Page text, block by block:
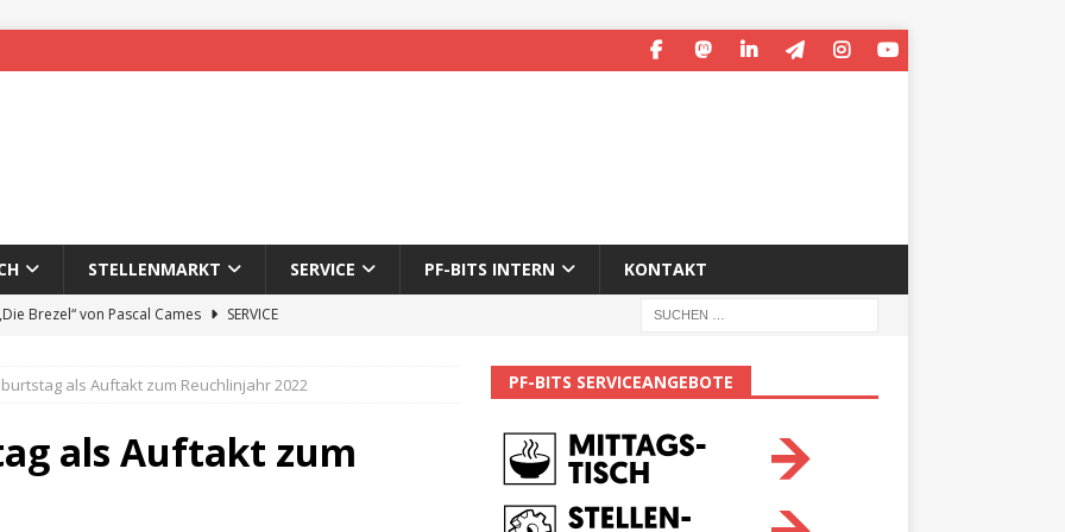
STELLENMARKT SERVICE PF-BITS INTERN KONTAKT
Brezel“ von Pascal Cames
SERVICE
des 65. Fasnetsumzugs Dillweißenstein
We’ll be back.
Der Mann hinter PF-Bits lebt nicht mehr
als Auftakt zum Reuchlinjahr 2022
als Auftakt zum
PF-BITS SERVICEANGEBOTE